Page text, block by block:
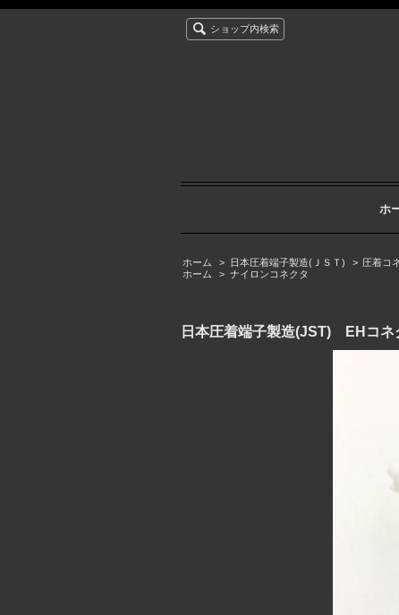
ショップ内検索
ホ
ホーム > 日本圧着端子製造(ＪＳＴ) > 圧着コ
ホーム
> ナイロンコネクタ
日本圧着端子製造(JST) EHコ